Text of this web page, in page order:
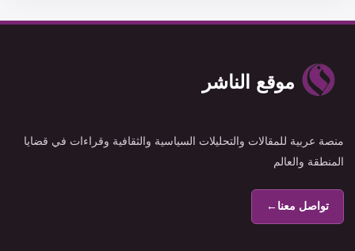
موقع الناشر
منصة عربية للمقالات والتحليلات السياسية والثقافية وقراءات في قضايا
المنطقة والعالم
تواصل معنا←